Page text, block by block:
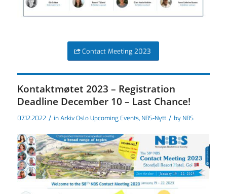
Contact Meeting 2023
Kontaktmøtet 2023 – Registration
Deadline December 10 – Last Chance!
07.12.2022 / inArkiv Oslo Upcoming Events, NBS-Nytt / by NBS